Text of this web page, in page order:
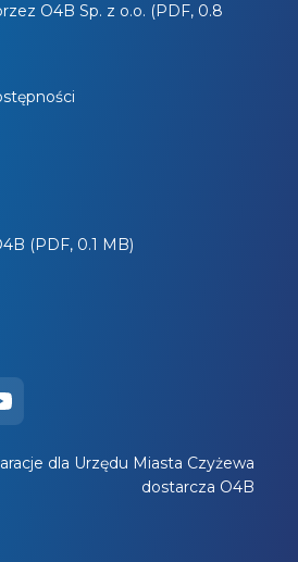
O4B Sp. z o.o. (PDF, 0.8
(PDF, 0.1 MB)
dla Urzędu Miasta Czyżewa
dostarcza O4B